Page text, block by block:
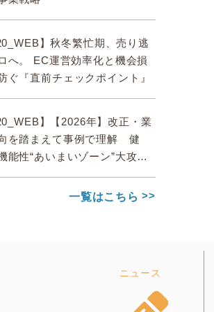
】秋冬繁忙期、売り逃
へ。 EC運営効率化と機会損
ぐ『直前チェックポイント』
】【2026年】改正・業
を踏まえて事例で理解 健
能性“あいまいゾーン”大攻略
一覧はこちら
ニュース